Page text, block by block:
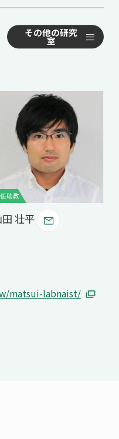
プ
プ
ール
問い
領域棟
マップ
ENGLISH
在学生の方へ
地域・一般の方へ
シグナル
制御
御
子遺伝学
学
代謝
ム医学
テム生物学分野 --
助教
田 壮平
matsui-labnaist/